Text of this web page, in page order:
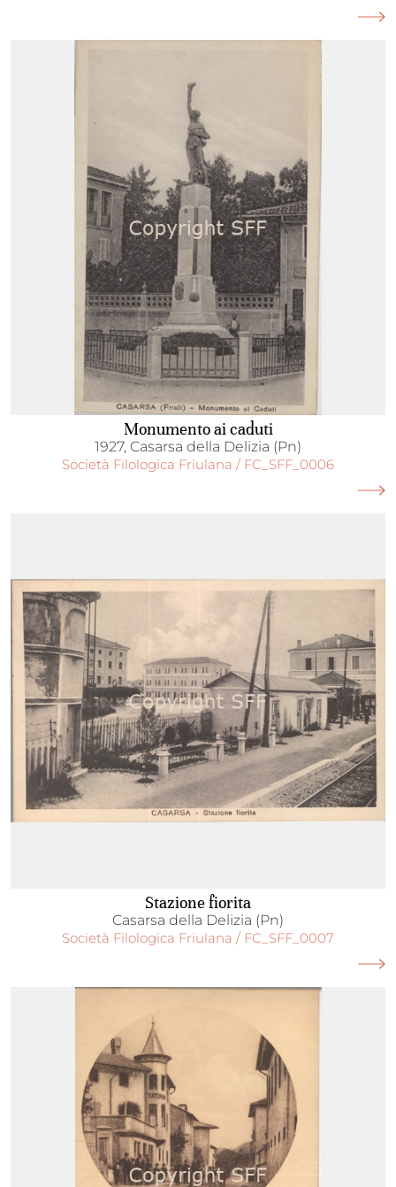
Monumento ai caduti
1927, Casarsa della Delizia (Pn)
Società Filologica Friulana / FC_SFF_0006
Stazione fiorita
Casarsa della Delizia (Pn)
Società Filologica Friulana / FC_SFF_0007